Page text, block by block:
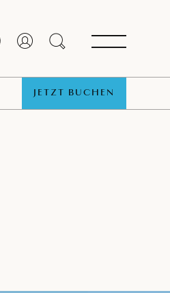
JETZT BUCHEN